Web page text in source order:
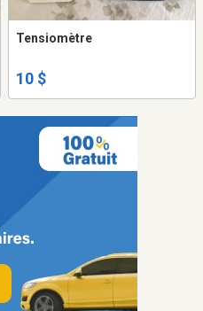
Tensiomètre
10 $